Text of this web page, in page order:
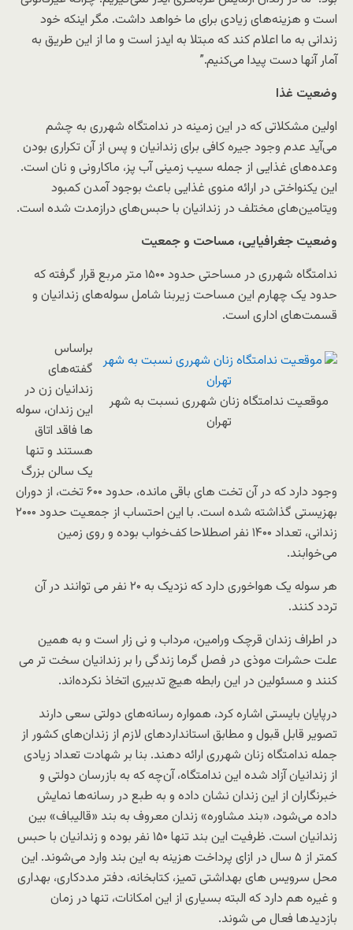
است و هزینه‌های زیادی برای ما خواهد داشت. مگر اینکه خود
زندانی به ما اعلام کند که مبتلا به ایدز است و ما از این طریق به
آمار آنها دست پیدا می‌کنیم.”
وضعیت غذا
اولین مشکلاتی که در این زمینه در ندامتگاه شهرری به چشم
می‌آید عدم وجود جیره کافی برای زندانیان و پس از آن تکراری بودن
وعده‌های غذایی از جمله سیب زمینی آب پز، ماکارونی و نان است.
این یکنواختی در ارائه منوی غذایی باعث بوجود آمدن کمبود
ویتامین‌های مختلف در زندانیان با حبس‌های درازمدت شده است.
وضعیت جغرافیایی، مساحت و جمعیت
ندامتگاه شهرری در مساحتی حدود ۱۵۰۰ متر مربع قرار گرفته که
حدود یک‌ چهارم این مساحت زیربنا شامل سوله‌های زندانیان و
قسمت‌های اداری است.
موقعیت ندامتگاه زنان شهرری نسبت به شهر
تهران
براساس
گفته‌های
زندانیان زن در
این زندان، سوله
ها فاقد اتاق
هستند و تنها
یک سالن بزرگ
وجود دارد که در آن تخت های باقی مانده، حدود ۶۰۰ تخت، از دوران
بهزیستی گذاشته شده است. با این احتساب از جمعیت حدود ۲۰۰۰
زندانی، تعداد ۱۴۰۰ نفر اصطلاحا کف‌خواب بوده و روی زمین
می‌خوابند.
هر سوله یک هواخوری دارد که نزدیک به ۲۰ نفر می توانند در آن
تردد کنند.
در اطراف زندان قرچک ورامین، مرداب و نی زار است و به همین
علت حشرات موذی در فصل گرما زندگی را بر زندانیان سخت تر می
کنند و مسئولین در این رابطه هیچ تدبیری اتخاذ نکرده‌اند.
درپایان بایستی اشاره کرد، همواره رسانه‌های دولتی سعی دارند
تصویر قابل قبول و مطابق استانداردهای لازم از زندان‌های کشور از
جمله ندامتگاه زنان شهرری ارائه دهند. بنا بر شهادت تعداد زیادی
از زندانیان آزاد شده این ندامتگاه، آن‌چه که به بازرسان دولتی و
خبرنگاران از این زندان نشان داده و به طبع در رسانه‌ها نمایش
داده می‌شود، «بند مشاوره» زندان معروف به بند «قالیباف» بین
زندانیان است. ظرفیت این بند تنها ۱۵۰ نفر بوده و زندانیان با حبس
کمتر از ۵ سال در ازای پرداخت هزینه به این بند وارد می‌شوند. این
محل سرویس های بهداشتی تمیز، کتابخانه، دفتر مددکاری، بهداری
و غیره هم دارد که البته بسیاری از این امکانات، تنها در زمان
بازدیدها فعال می شوند.